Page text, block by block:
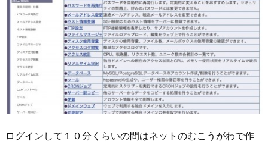
ログインして１０分くらいの間はネットのむこうがわで作